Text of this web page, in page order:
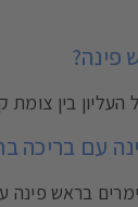
פינה?
בין צומת
עם בריכה
בראש